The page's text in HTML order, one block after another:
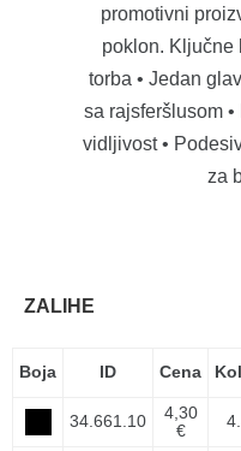
promotivni
poklon. Ključne
torba • Jedan
sa rajsferšlusom
vidljivost •
za
ZALIHE
Boja ID Cena
34.661.10
4,30
€